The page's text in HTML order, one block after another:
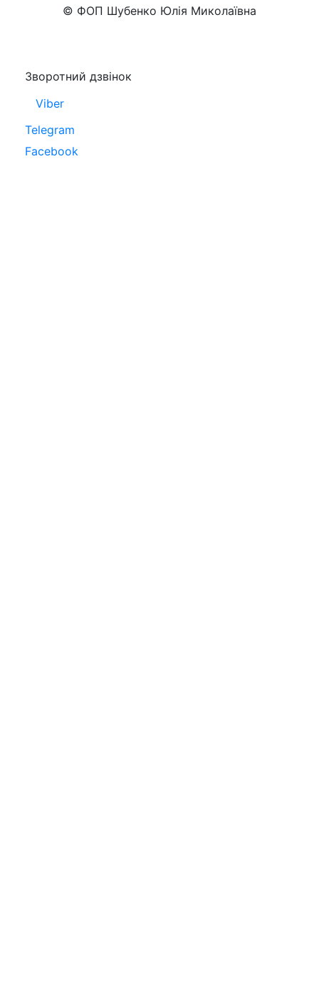
© ФОП Шубенко Юлія Миколаївна
Зворотний дзвінок
Viber
Telegram
Facebook